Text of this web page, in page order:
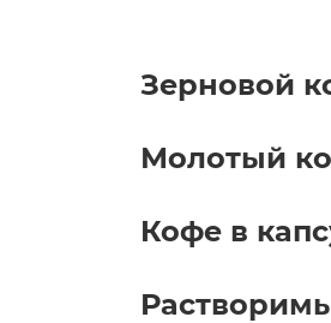
Зерновой
Молотый
Кофе в